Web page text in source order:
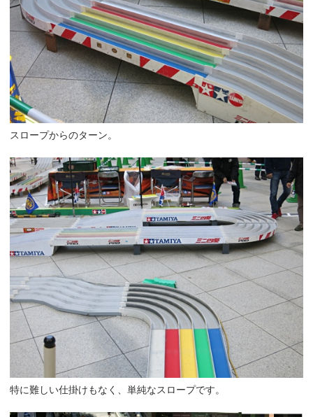
スロープからのターン。
特に難しい仕掛けもなく、単純なスロープです。